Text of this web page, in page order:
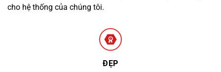
cho hệ thống của chúng tôi.
ĐẸP